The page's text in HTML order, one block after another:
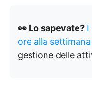
👀 Lo sapevate? I
ore alla settimana
gestione delle